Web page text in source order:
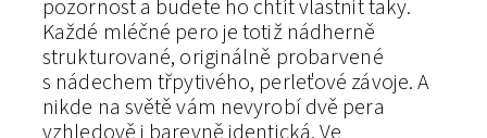
pozornost a budete ho chtít vlastnit taky.
Každé mléčné pero je totiž nádherně
strukturované, originálně probarvené
s nádechem třpytivého, perleťové závoje. A
nikde na světě vám nevyrobí dvě pera